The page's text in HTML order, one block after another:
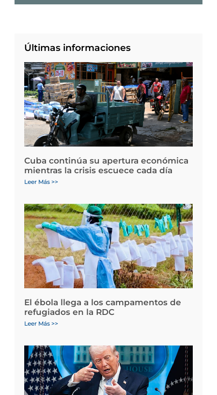
Últimas informaciones
Cuba continúa su apertura económica
mientras la crisis escuece cada día
Leer Más >>
El ébola llega a los campamentos de
refugiados en la RDC
Leer Más >>